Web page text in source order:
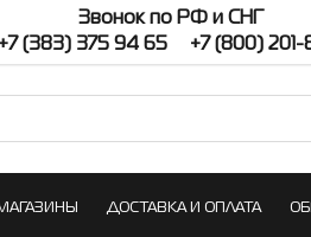
Звонок по РФ и СНГ
+7 (383) 375 94 65
+7 (800) 201-
ДОСТАВКА И ОПЛАТА